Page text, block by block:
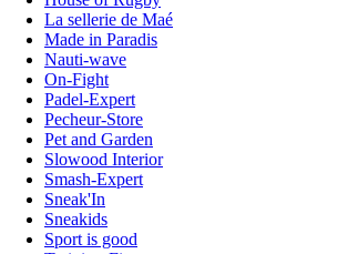
La sellerie de Maé
Made in Paradis
Nauti-wave
On-Fight
Padel-Expert
Pecheur-Store
Pet and Garden
Slowood Interior
Smash-Expert
Sneak'In
Sneakids
Sport is good